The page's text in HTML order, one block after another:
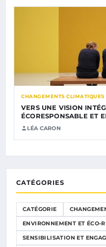
CHANGEMENTS CLIMATIQUES
VERS UNE VISION
ÉCORESPONSABLE ET
LÉA CARON
CATÉGORIES
CATÉGORIE
ENVIRONNEMENT ET ÉCO-
SENSIBILISATION ET